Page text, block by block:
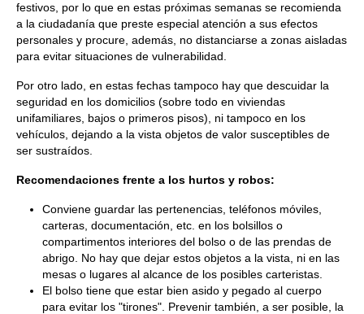
festivos, por lo que en estas próximas semanas se recomienda
a la ciudadanía que preste especial atención a sus efectos
personales y procure, además, no distanciarse a zonas aisladas
para evitar situaciones de vulnerabilidad.
Por otro lado, en estas fechas tampoco hay que descuidar la
seguridad en los domicilios (sobre todo en viviendas
unifamiliares, bajos o primeros pisos), ni tampoco en los
vehículos, dejando a la vista objetos de valor susceptibles de
ser sustraídos.
Recomendaciones frente a los hurtos y robos:
Conviene guardar las pertenencias, teléfonos móviles,
carteras, documentación, etc. en los bolsillos o
compartimentos interiores del bolso o de las prendas de
abrigo. No hay que dejar estos objetos a la vista, ni en las
mesas o lugares al alcance de los posibles carteristas.
El bolso tiene que estar bien asido y pegado al cuerpo
para evitar los "tirones". Prevenir también, a ser posible, la